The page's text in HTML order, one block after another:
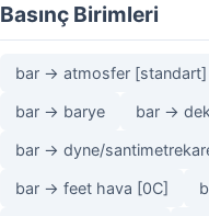
Basınç Birimleri
bar → atmosfer [standart]
bar → barye bar →
bar → dyne/
bar → feet hava [0C]